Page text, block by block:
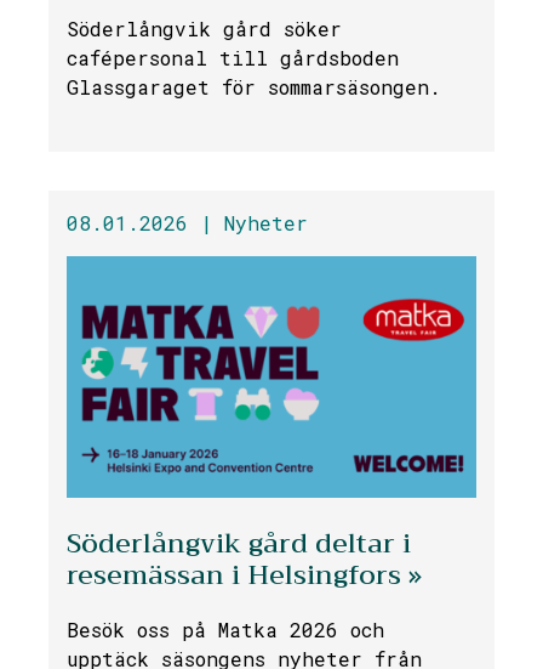
Söderlångvik gård söker
cafépersonal till gårdsboden
Glassgaraget för sommarsäsongen.
08.01.2026 | Nyheter
Söderlångvik gård deltar i
resemässan i Helsingfors »
Besök oss på Matka 2026 och
upptäck säsongens nyheter från